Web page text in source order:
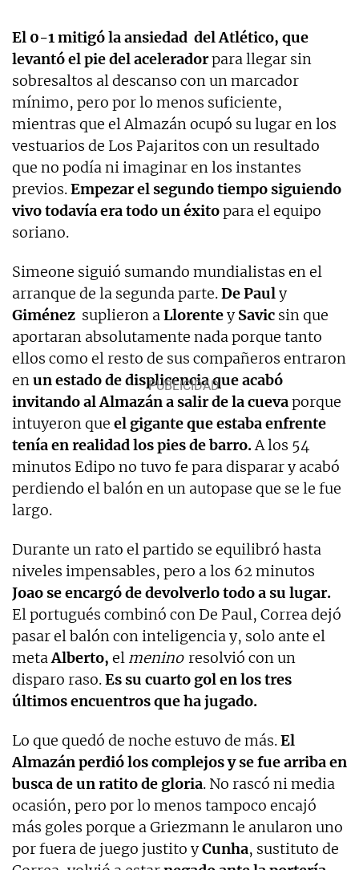
El 0-1 mitigó la ansiedad del Atlético, que
levantó el pie del aceleradorpara llegar sin
sobresaltos al descanso con un marcador
mínimo, pero por lo menos suficiente,
mientras que el Almazán ocupó su lugar en los
vestuarios de Los Pajaritos con un resultado
que no podía ni imaginar en los instantes
previos.Empezar el segundo tiempo siguiendo
vivo todavía era todo un éxitopara el equipo
soriano.
Simeone siguió sumando mundialistas en el
arranque de la segunda parte.De Pauly
Giménez suplieron aLlorenteySavic sin que
aportaran absolutamente nada porque tanto
ellos como el resto de sus compañeros entraron
enun estado de displicencia que acabó
invitando al Almazán a salir de la cuevaporque
intuyeron que el gigante que estaba enfrente
tenía en realidad los pies de barro.A los 54
minutos Edipo no tuvo fe para disparar y acabó
perdiendo el balón en un autopase que se le fue
largo.
Durante un rato el partido se equilibró hasta
niveles impensables, pero a los 62 minutos
Joao se encargó de devolverlo todo a su lugar.
El portugués combinó con De Paul, Correa dejó
pasar el balón con inteligencia y, solo ante el
metaAlberto, el menino resolvió con un
disparo raso.Es su cuarto gol en los tres
últimos encuentros que ha jugado.
Lo que quedó de noche estuvo de más.El
Almazán perdió los complejos y se fue arriba en
busca de un ratito de gloria. No rascó ni media
ocasión, pero por lo menos tampoco encajó
más goles porque a Griezmann le anularon uno
por fuera de juego justito yCunha, sustituto de